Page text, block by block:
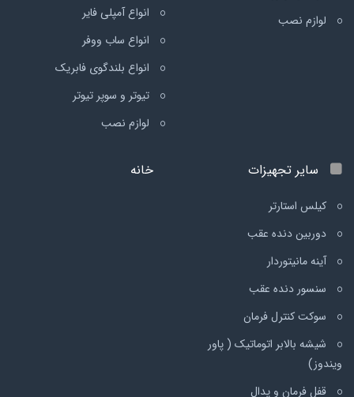
لوازم نصب
انواع آمپلی فایر
انواع ساب ووفر
انواع بلندگوی فابریک
تیوتر و سوپر تیوتر
لوازم نصب
سایر تجهیزات
کیلس استارتر
دوربین دنده عقب
آینه مانیتوردار
سنسور دنده عقب
سوکت کنترل فرمان
شیشه بالابر اتوماتیک ( پاور
ویندوز)
قفل فرمان و پدال
خانه